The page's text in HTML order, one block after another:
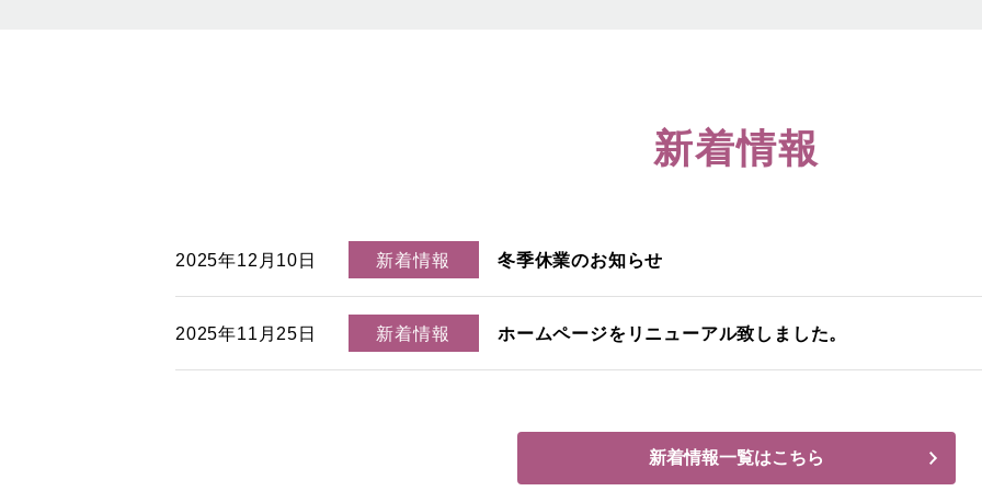
新着情報
2025年12月10日 新着情報 冬季休業のお知らせ
2025年11月25日 新着情報 ホームページをリニューアル致しました。
新着情報一覧はこちら